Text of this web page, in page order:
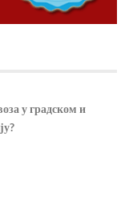
у градском и